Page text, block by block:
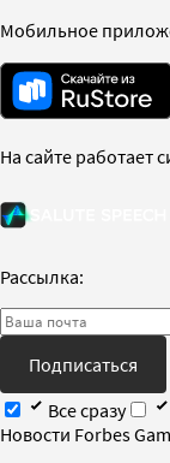
Мобильное
На сайте работает
Рассылка:
Подписаться
Все сразу
Новости Forbes